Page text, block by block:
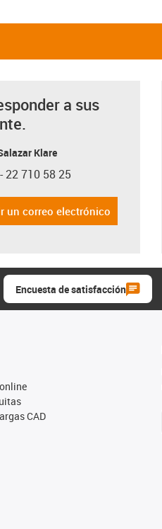
a sus
Klare
phone
22 710 58 25
un correo electrónico
Encuesta de satisfacción
CAD